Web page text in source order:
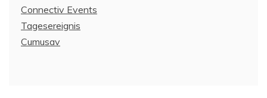
Connectiv Events
Tagesereignis
Cumusav